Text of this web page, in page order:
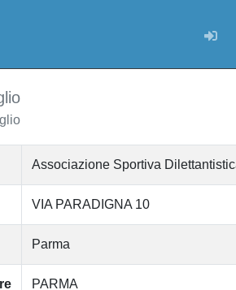
Associazione Sportiva
VIA PARADIGNA 10
Parma
PARMA